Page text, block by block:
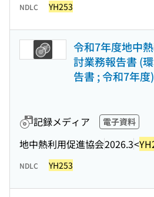
NDLC YH253
令和7年度地中
討業務報告書 (
告書 ; 令和7年度)
記録メディア 電子資料
地中熱利用促進協会2026.3<
NDLC YH253